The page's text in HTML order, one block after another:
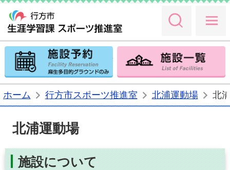
行方市生
施設予約
ホーム 行方市スポーツ推進室 北浦運動場 北
北浦運動場
施設について